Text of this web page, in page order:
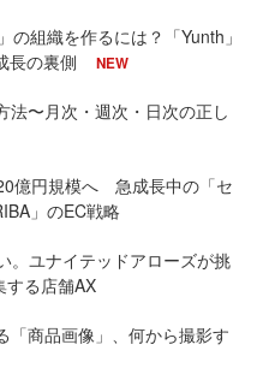
組織を作るには？「Yunth」
長の裏側
NEW
法〜月次・週次・日次の正し
億円規模へ 急成長中の「セ
」のEC戦略
。ユナイテッドアローズが挑
する店舗AX
「商品画像」、何から撮影す